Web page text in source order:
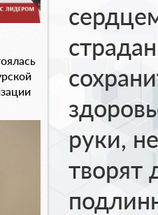
руки,
творят